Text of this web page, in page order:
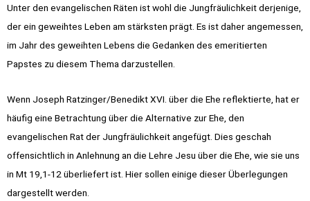
Unter den evangelischen Räten ist wohl die Jungfräulichkeit derjenige,
der ein geweihtes Leben am stärksten prägt. Es ist daher angemessen,
im Jahr des geweihten Lebens die Gedanken des emeritierten
Papstes zu diesem Thema darzustellen.
Wenn Joseph Ratzinger/Benedikt XVI. über die Ehe reflektierte, hat er
häufig eine Betrachtung über die Alternative zur Ehe, den
evangelischen Rat der Jungfräulichkeit angefügt. Dies geschah
offensichtlich in Anlehnung an die Lehre Jesu über die Ehe, wie sie uns
in Mt 19,1-12 überliefert ist. Hier sollen einige dieser Überlegungen
dargestellt werden.